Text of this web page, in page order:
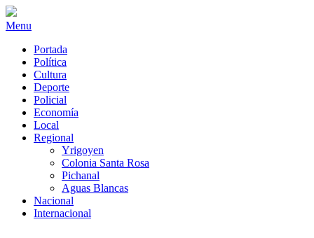
Menu
Portada
Política
Cultura
Deporte
Policial
Economía
Local
Regional
Yrigoyen
Colonia Santa Rosa
Pichanal
Aguas Blancas
Nacional
Internacional